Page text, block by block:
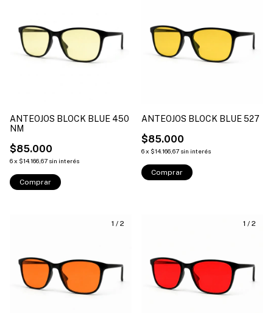
ANTEOJOS BLOCK BLUE 450
NM
$85.000
6x $14.166,67 sin interés
Comprar
ANTEOJOS BLOCK BLUE 527
$85.000
6x $14.166,67 sin interés
Comprar
1 / 2 1 / 2